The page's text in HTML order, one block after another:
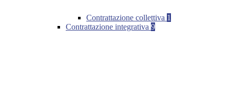
Contrattazione collettiva 1
Contrattazione integrativa 9